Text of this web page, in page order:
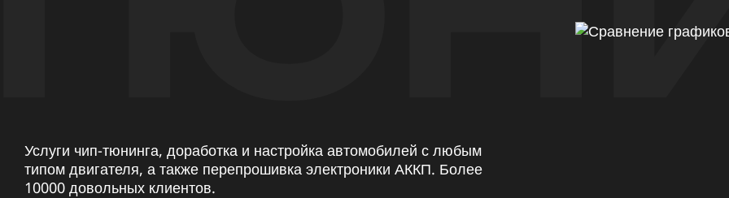
Услуги чип-тюнинга, доработка и настройка автомобилей с любым
типом двигателя, а также перепрошивка электроники АККП. Более
10000 довольных клиентов.